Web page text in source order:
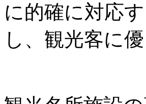
に的確に対応
し、観光客に